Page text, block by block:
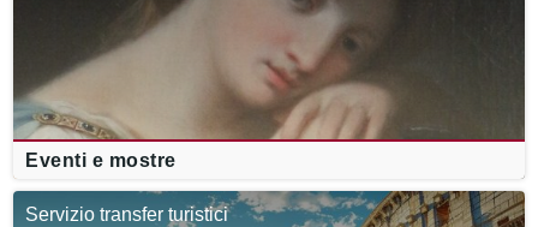
Eventi e mostre
Servizio transfer turistici